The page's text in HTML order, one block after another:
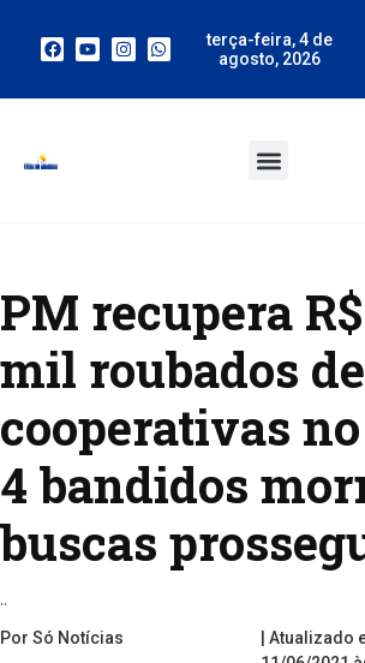
terça-feira, 4 de
agosto, 2026
PM recupera
mil roubados de
cooperativas
4 bandidos
buscas
..
Por Só Notícias
| Atualizado